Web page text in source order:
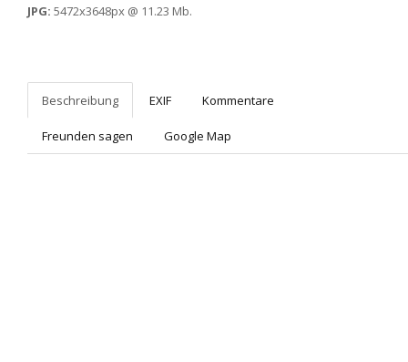
JPG: 5472x3648px @ 11.23 Mb.
Beschreibung EXIF Kommentare
Freunden sagen Google Map